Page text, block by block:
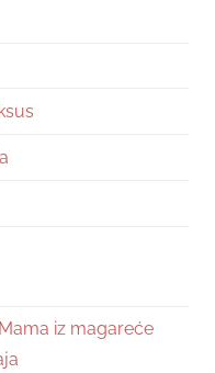
iz magareće